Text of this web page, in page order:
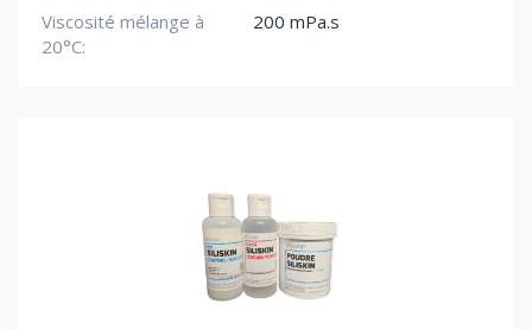
Viscosité mélange à
20°C:
200 mPa.s